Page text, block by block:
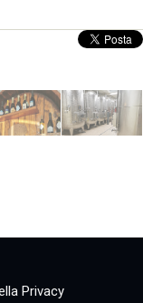
Privacy